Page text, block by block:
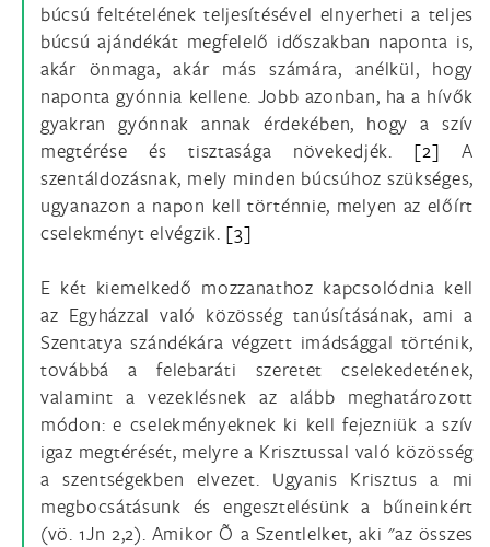
búcsú feltételének teljesítésével elnyerheti a teljes
búcsú ajándékát megfelelő időszakban naponta is,
akár önmaga, akár más számára, anélkül, hogy
naponta gyónnia kellene. Jobb azonban, ha a hívők
gyakran gyónnak annak érdekében, hogy a szív
megtérése és tisztasága növekedjék. [2] A
szentáldozásnak, mely minden búcsúhoz szükséges,
ugyanazon a napon kell történnie, melyen az előírt
cselekményt elvégzik. [3]
E két kiemelkedő mozzanathoz kapcsolódnia kell
az Egyházzal való közösség tanúsításának, ami a
Szentatya szándékára végzett imádsággal történik,
továbbá a felebaráti szeretet cselekedetének,
valamint a vezeklésnek az alább meghatározott
módon: e cselekményeknek ki kell fejezniük a szív
igaz megtérését, melyre a Krisztussal való közösség
a szentségekben elvezet. Ugyanis Krisztus a mi
megbocsátásunk és engesztelésünk a bűneinkért
(vö. 1Jn 2,2). Amikor Õ a Szentlelket, aki "az összes